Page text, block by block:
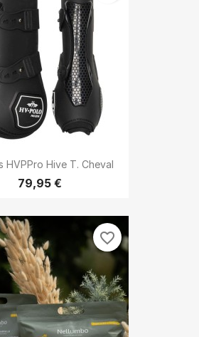
HVPPro Hive T. Cheval
79,95 €
favorite_border